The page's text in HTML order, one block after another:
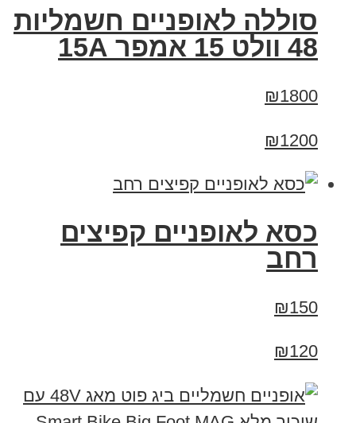
סוללה לאופניים חשמליות
48 וולט 15 אמפר 15A
₪1800
₪1200
כסא לאופניים קפיצים
רחב
₪150
₪120